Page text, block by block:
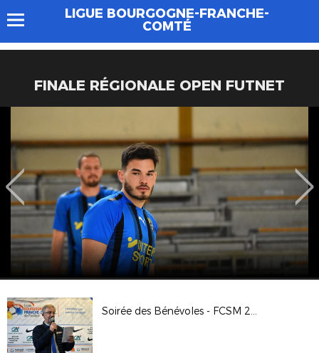
LIGUE BOURGOGNE-FRANCHE-
COMTÉ
FINALE RÉGIONALE OPEN FUTNET
Soirée des Bénévoles - FCSM 2024-25